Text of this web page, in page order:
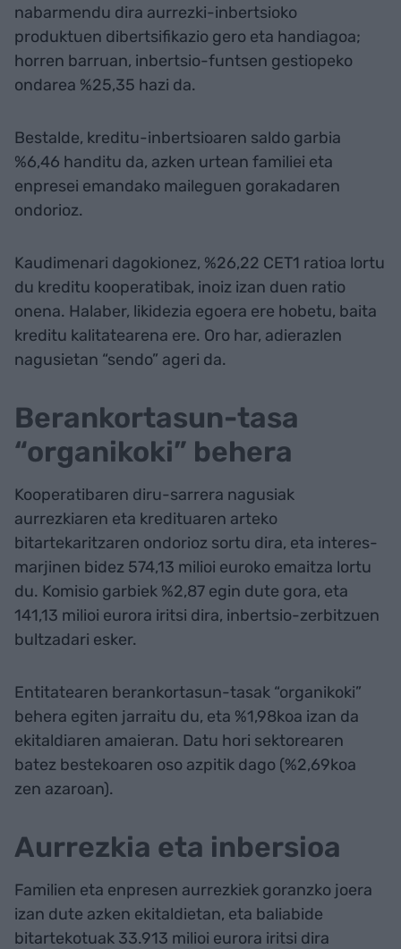
nabarmendu dira aurrezki-inbertsioko
produktuen dibertsifikazio gero eta handiagoa;
horren barruan, inbertsio-funtsen gestiopeko
ondarea %25,35 hazi da.
Bestalde, kreditu-inbertsioaren saldo garbia
%6,46 handitu da, azken urtean familiei eta
enpresei emandako maileguen gorakadaren
ondorioz.
Kaudimenari dagokionez, %26,22 CET1 ratioa lortu
du kreditu kooperatibak, inoiz izan duen ratio
onena. Halaber, likidezia egoera ere hobetu, baita
kreditu kalitatearena ere. Oro har, adierazlen
nagusietan “sendo” ageri da.
Berankortasun-tasa
“organikoki” behera
Kooperatibaren diru-sarrera nagusiak
aurrezkiaren eta kredituaren arteko
bitartekaritzaren ondorioz sortu dira, eta interes-
marjinen bidez 574,13 milioi euroko emaitza lortu
du. Komisio garbiek %2,87 egin dute gora, eta
141,13 milioi eurora iritsi dira, inbertsio-zerbitzuen
bultzadari esker.
Entitatearen berankortasun-tasak “organikoki”
behera egiten jarraitu du, eta %1,98koa izan da
ekitaldiaren amaieran. Datu hori sektorearen
batez bestekoaren oso azpitik dago (%2,69koa
zen azaroan).
Aurrezkia eta inbersioa
Familien eta enpresen aurrezkiek goranzko joera
izan dute azken ekitaldietan, eta baliabide
bitartekotuak 33.913 milioi eurora iritsi dira